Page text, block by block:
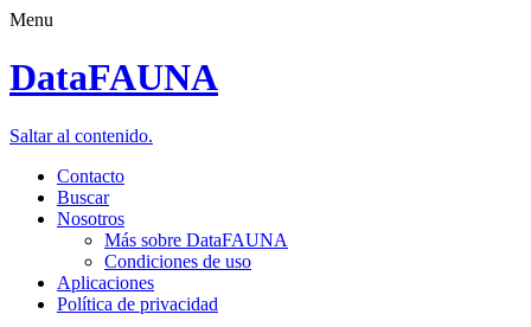
Menu
DataFAUNA
Saltar al contenido.
Contacto
Buscar
Nosotros
Más sobre DataFAUNA
Condiciones de uso
Aplicaciones
Política de privacidad